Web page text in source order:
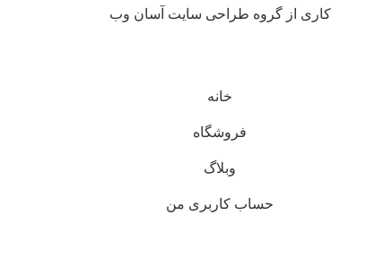
کاری از گروه طراحی سایت آسان وب
خانه
فروشگاه
وبلاگ
حساب کاربری من